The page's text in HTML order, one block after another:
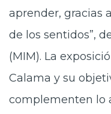
aprender, gracias
de los sentidos”,
(MIM). La
Calama y su
complementen lo